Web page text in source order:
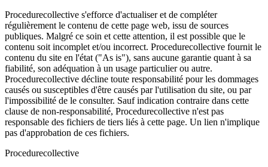
Procedurecollective s'efforce d'actualiser et de compléter
régulièrement le contenu de cette page web, issu de sources
publiques. Malgré ce soin et cette attention, il est possible que le
contenu soit incomplet et/ou incorrect. Procedurecollective fournit le
contenu du site en l'état ("As is"), sans aucune garantie quant à sa
fiabilité, son adéquation à un usage particulier ou autre.
Procedurecollective décline toute responsabilité pour les dommages
causés ou susceptibles d'être causés par l'utilisation du site, ou par
l'impossibilité de le consulter. Sauf indication contraire dans cette
clause de non-responsabilité, Procedurecollective n'est pas
responsable des fichiers de tiers liés à cette page. Un lien n'implique
pas d'approbation de ces fichiers.
Procedurecollective